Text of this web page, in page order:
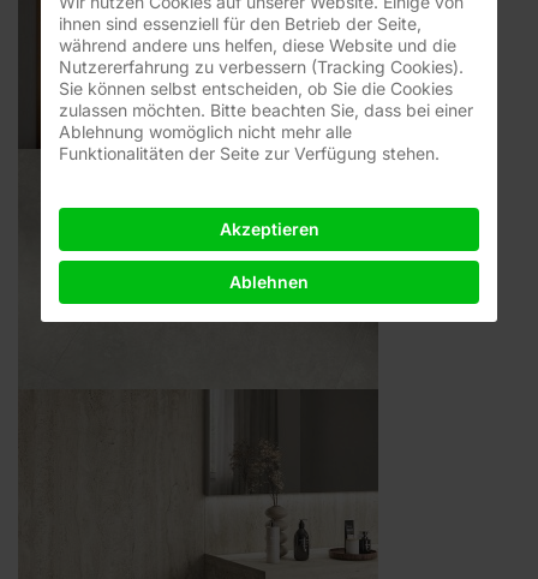
ihnen sind essenziell für den Betrieb der Seite,
während andere uns helfen, diese Website und die
Nutzererfahrung zu verbessern (Tracking Cookies).
Sie können selbst entscheiden, ob Sie die Cookies
zulassen möchten. Bitte beachten Sie, dass bei einer
Ablehnung womöglich nicht mehr alle
Funktionalitäten der Seite zur Verfügung stehen.
Akzeptieren
Ablehnen